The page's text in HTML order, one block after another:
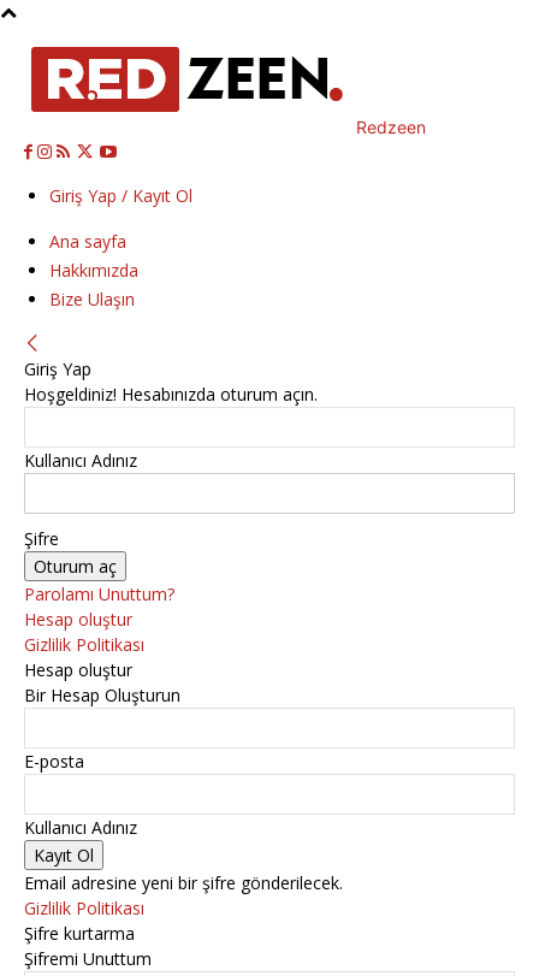
Redzeen
Giriş Yap / Kayıt Ol
Ana sayfa
Hakkımızda
Bize Ulaşın
Giriş Yap
Hoşgeldiniz! Hesabınızda oturum açın.
Kullanıcı Adınız
Şifre
Parolamı Unuttum?
Hesap oluştur
Gizlilik Politikası
Hesap oluştur
Bir Hesap Oluşturun
E-posta
Kullanıcı Adınız
Email adresine yeni bir şifre gönderilecek.
Gizlilik Politikası
Şifre kurtarma
Şifremi Unuttum